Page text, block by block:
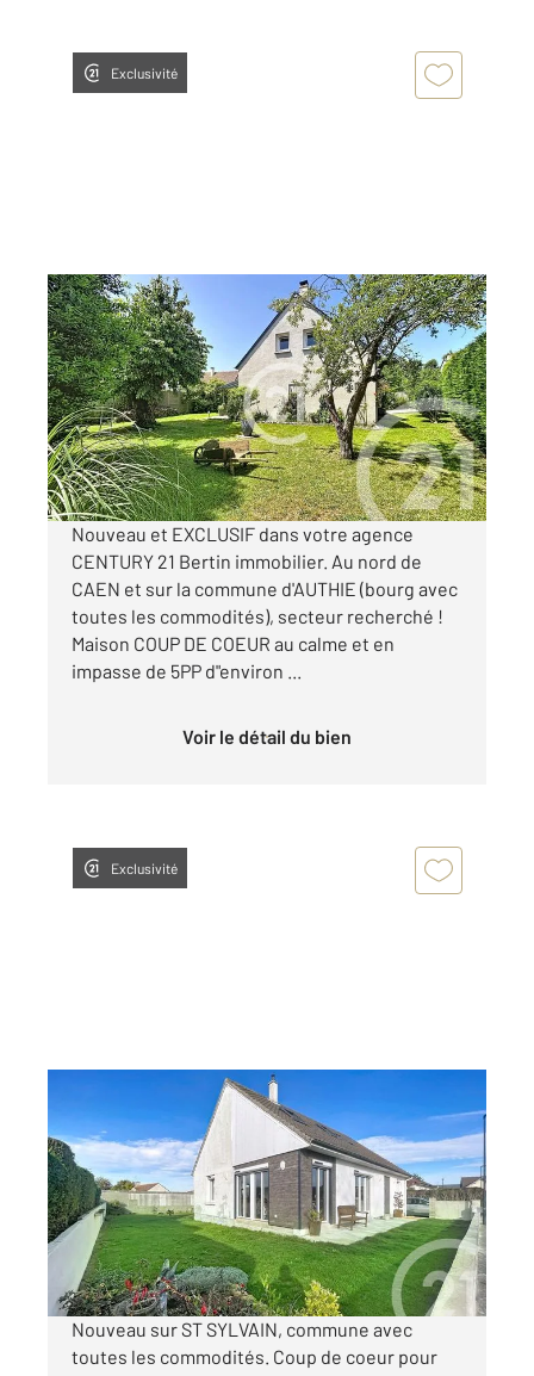
Exclusivité
AUTHIE 14
105 m2, 5 pièces
Ref : 3366
Maison à vendre
318 000 €
Visiter le site dédié
Nouveau et EXCLUSIF dans votre agence
CENTURY 21 Bertin immobilier. Au nord de
CAEN et sur la commune d'AUTHIE (bourg avec
toutes les commodités), secteur recherché !
Maison COUP DE COEUR au calme et en
impasse de 5PP d"environ ...
Voir le détail du bien
Exclusivité
130 m2, 7 pièces
Ref : 3085
Maison à vendre
323 000 €
Visiter le site dédié
Nouveau sur ST SYLVAIN, commune avec
toutes les commodités. Coup de coeur pour